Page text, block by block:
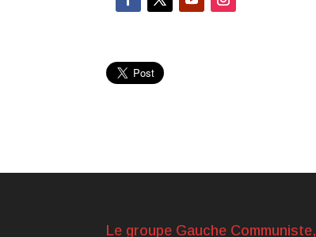
Le groupe Gauche Communiste,